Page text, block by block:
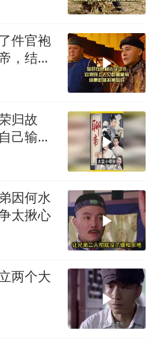
件官袍
，结果
归故
己输得
因何水
太揪心
两个大